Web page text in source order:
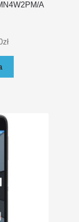
A
zł